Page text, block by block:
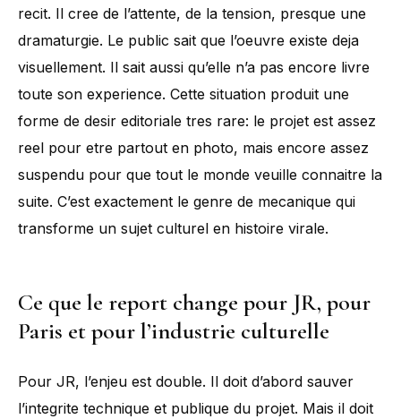
recit. Il cree de l’attente, de la tension, presque une
dramaturgie. Le public sait que l’oeuvre existe deja
visuellement. Il sait aussi qu’elle n’a pas encore livre
toute son experience. Cette situation produit une
forme de desir editoriale tres rare: le projet est assez
reel pour etre partout en photo, mais encore assez
suspendu pour que tout le monde veuille connaitre la
suite. C’est exactement le genre de mecanique qui
transforme un sujet culturel en histoire virale.
Ce que le report change pour JR, pour
Paris et pour l’industrie culturelle
Pour JR, l’enjeu est double. Il doit d’abord sauver
l’integrite technique et publique du projet. Mais il doit